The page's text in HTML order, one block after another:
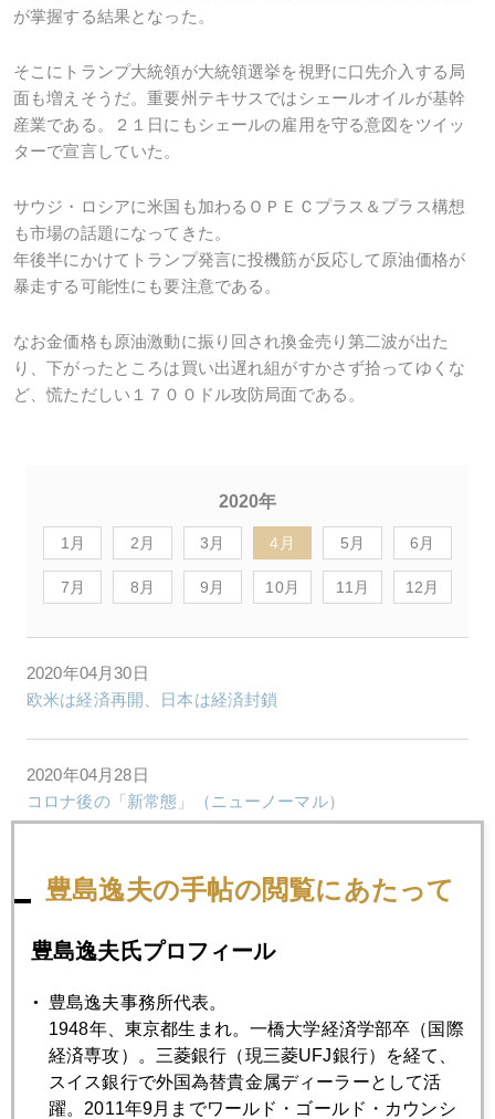
が掌握する結果となった。
そこにトランプ大統領が大統領選挙を視野に口先介入する局
面も増えそうだ。重要州テキサスではシェールオイルが基幹
産業である。２１日にもシェールの雇用を守る意図をツイッ
ターで宣言していた。
サウジ・ロシアに米国も加わるＯＰＥＣプラス＆プラス構想
も市場の話題になってきた。
年後半にかけてトランプ発言に投機筋が反応して原油価格が
暴走する可能性にも要注意である。
なお金価格も原油激動に振り回され換金売り第二波が出た
り、下がったところは買い出遅れ組がすかさず拾ってゆくな
ど、慌ただしい１７００ドル攻防局面である。
2020年
1月 2月 3月 4月 5月 6月
7月 8月 9月 10月 11月 12月
2020年04月30日
欧米は経済再開、日本は経済封鎖
2020年04月28日
コロナ後の「新常態」（ニューノーマル）
2020年04月27日
日銀、追加緩和、将来インフレの道、まっしぐら
コロナ禍、不動産から金への乗り換え現象
2020年04月22日
マイナス価格の背景、原油市場が抱える構造問題とは
豊島逸夫の手帖の閲覧にあたって
豊島逸夫氏プロフィール
豊島逸夫事務所代表。
1948年、東京都生まれ。一橋大学経済学部卒（国際
経済専攻）。三菱銀行（現三菱UFJ銀行）を経て、
スイス銀行で外国為替貴金属ディーラーとして活
躍。2011年9月までワールド・ゴールド・カウンシ